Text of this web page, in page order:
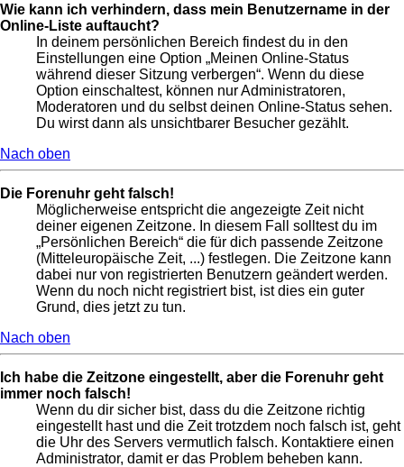
Wie kann ich verhindern, dass mein Benutzername in der
Online-Liste auftaucht?
In deinem persönlichen Bereich findest du in den
Einstellungen eine Option „Meinen Online-Status
während dieser Sitzung verbergen“. Wenn du diese
Option einschaltest, können nur Administratoren,
Moderatoren und du selbst deinen Online-Status sehen.
Du wirst dann als unsichtbarer Besucher gezählt.
Nach oben
Die Forenuhr geht falsch!
Möglicherweise entspricht die angezeigte Zeit nicht
deiner eigenen Zeitzone. In diesem Fall solltest du im
„Persönlichen Bereich“ die für dich passende Zeitzone
(Mitteleuropäische Zeit, ...) festlegen. Die Zeitzone kann
dabei nur von registrierten Benutzern geändert werden.
Wenn du noch nicht registriert bist, ist dies ein guter
Grund, dies jetzt zu tun.
Nach oben
Ich habe die Zeitzone eingestellt, aber die Forenuhr geht
immer noch falsch!
Wenn du dir sicher bist, dass du die Zeitzone richtig
eingestellt hast und die Zeit trotzdem noch falsch ist, geht
die Uhr des Servers vermutlich falsch. Kontaktiere einen
Administrator, damit er das Problem beheben kann.